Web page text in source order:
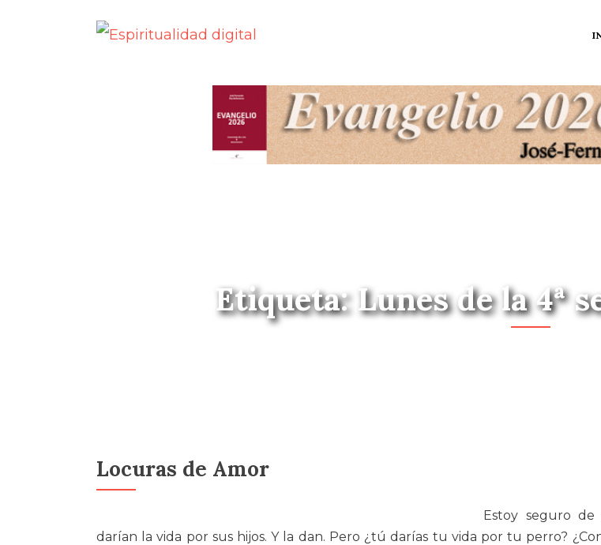
Etiqueta: Lunes de la 4ª
Locuras de Amor
Estoy seguro
darían la vida por sus hijos. Y la dan. Pero ¿tú darías tu vida por tu perro?